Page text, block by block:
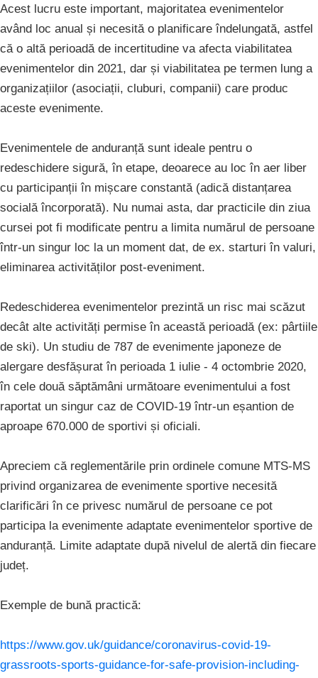
Acest lucru este important, majoritatea evenimentelor
având loc anual și necesită o planificare îndelungată, astfel
că o altă perioadă de incertitudine va afecta viabilitatea
evenimentelor din 2021, dar și viabilitatea pe termen lung a
organizațiilor (asociații, cluburi, companii) care produc
aceste evenimente.
Evenimentele de anduranță sunt ideale pentru o
redeschidere sigură, în etape, deoarece au loc în aer liber
cu participanții în mișcare constantă (adică distanțarea
socială încorporată). Nu numai asta, dar practicile din ziua
cursei pot fi modificate pentru a limita numărul de persoane
într-un singur loc la un moment dat, de ex. starturi în valuri,
eliminarea activităților post-eveniment.
Redeschiderea evenimentelor prezintă un risc mai scăzut
decât alte activități permise în această perioadă (ex: pârtiile
de ski). Un studiu de 787 de evenimente japoneze de
alergare desfășurat în perioada 1 iulie - 4 octombrie 2020,
în cele două săptămâni următoare evenimentului a fost
raportat un singur caz de COVID-19 într-un eșantion de
aproape 670.000 de sportivi și oficiali.
Apreciem că reglementările prin ordinele comune MTS-MS
privind organizarea de evenimente sportive necesită
clarificări în ce privesc numărul de persoane ce pot
participa la evenimente adaptate evenimentelor sportive de
anduranță. Limite adaptate după nivelul de alertă din fiecare
județ.
Exemple de bună practică:
https://www.gov.uk/guidance/coronavirus-covid-19-
grassroots-sports-guidance-for-safe-provision-including-